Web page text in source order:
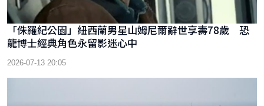
「侏羅紀公園」紐西蘭男星山姆尼爾辭世享壽78歲 恐
龍博士經典角色永留影迷心中
2026-07-13 20:05